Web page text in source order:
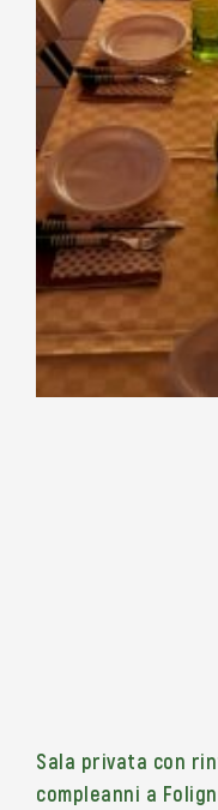
Sala privata con
compleanni a